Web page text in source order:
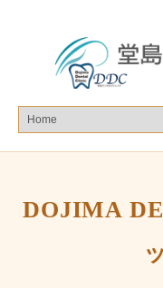
DOJIMA